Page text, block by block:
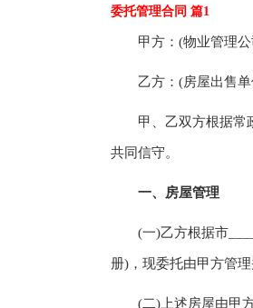
委托管理合同 篇1
甲方：(物业管理公
乙方：(房屋出售单
甲、乙双方根据常政
共同信守。
一、房屋管理
(一)乙方根据市____
册)，现委托由甲方管
(二)上述房屋由甲方